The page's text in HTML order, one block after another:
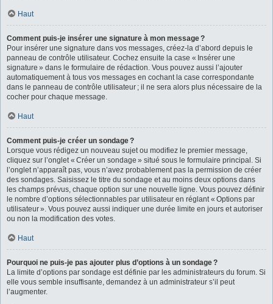
Haut
Comment puis-je insérer une signature à mon message ?
Pour insérer une signature dans vos messages, créez-la d’abord depuis le
panneau de contrôle utilisateur. Cochez ensuite la case « Insérer une
signature » dans le formulaire de rédaction. Vous pouvez aussi l’ajouter
automatiquement à tous vos messages en cochant la case correspondante
dans le panneau de contrôle utilisateur ; il ne sera alors plus nécessaire de la
cocher pour chaque message.
Haut
Comment puis-je créer un sondage ?
Lorsque vous rédigez un nouveau sujet ou modifiez le premier message,
cliquez sur l’onglet « Créer un sondage » situé sous le formulaire principal. Si
l’onglet n’apparaît pas, vous n’avez probablement pas la permission de créer
des sondages. Saisissez le titre du sondage et au moins deux options dans
les champs prévus, chaque option sur une nouvelle ligne. Vous pouvez définir
le nombre d’options sélectionnables par utilisateur en réglant « Options par
utilisateur ». Vous pouvez aussi indiquer une durée limite en jours et autoriser
ou non la modification des votes.
Haut
Pourquoi ne puis-je pas ajouter plus d’options à un sondage ?
La limite d’options par sondage est définie par les administrateurs du forum. Si
elle vous semble insuffisante, demandez à un administrateur s’il peut
l’augmenter.